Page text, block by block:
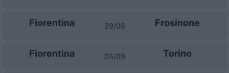
Fiorentina 29/08 Frosinone
Fiorentina 05/09 Torino